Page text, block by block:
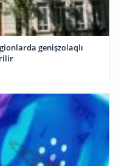
genişzolaqlı